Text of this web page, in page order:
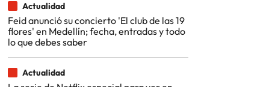
Actualidad
Feid anunció su concierto 'El club de las 19
flores' en Medellín; fecha, entradas y todo
lo que debes saber
Actualidad